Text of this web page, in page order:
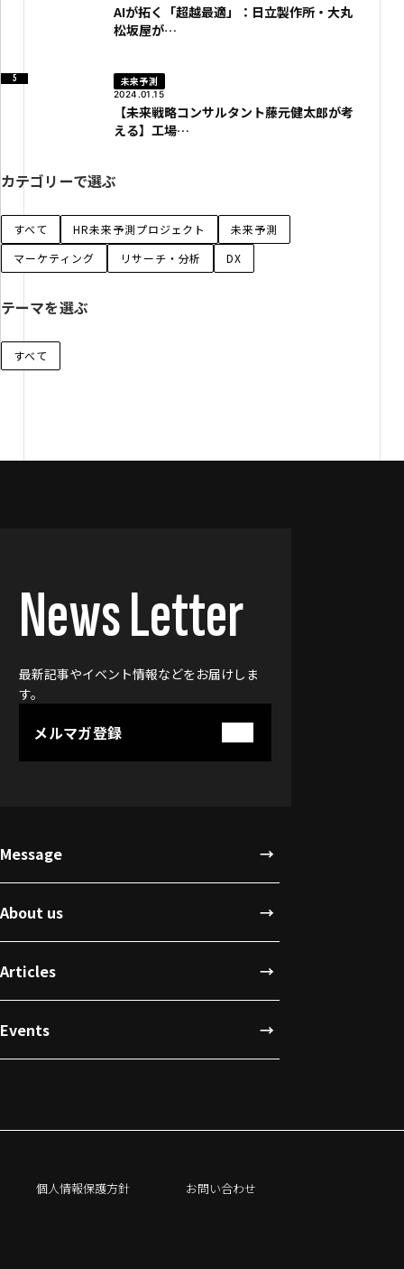
AIが拓く「超越最適」：日立製作所・大丸
松坂屋が…
未来予測
2024.01.15
【未来戦略コンサルタント藤元健太郎が考
える】工場…
カテゴリーで選ぶ
すべて HR未来予測プロジェクト
未来予測
マーケティング
リサーチ・分析 DX
テーマを選ぶ
すべて
News Letter
最新記事やイベント情報などをお届けしま
す。
メルマガ登録
Message
About us
Articles
Events
個人情報保護方針 お問い合わせ